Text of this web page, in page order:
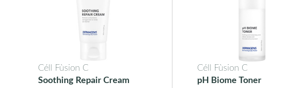
Céll Fùsion C
Soothing Repair Cream
Céll Fùsion C
pH Biome Toner